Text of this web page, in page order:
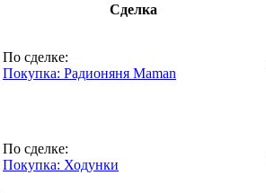
Сделка
По сделке:
Покупка: Радионяня Maman
По сделке:
Покупка: Ходунки